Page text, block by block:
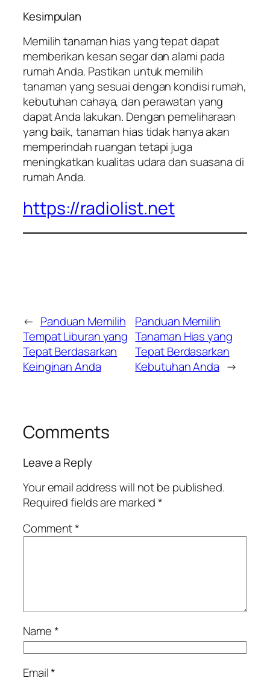
Kesimpulan
Memilih tanaman hias yang tepat dapat
memberikan kesan segar dan alami pada
rumah Anda. Pastikan untuk memilih
tanaman yang sesuai dengan kondisi rumah,
kebutuhan cahaya, dan perawatan yang
dapat Anda lakukan. Dengan pemeliharaan
yang baik, tanaman hias tidak hanya akan
memperindah ruangan tetapi juga
meningkatkan kualitas udara dan suasana di
rumah Anda.
https://radiolist.net
← Panduan Memilih
Tempat Liburan yang
Tepat Berdasarkan
Keinginan Anda
Panduan Memilih
Tanaman Hias yang
Tepat Berdasarkan
Kebutuhan Anda →
Comments
Leave a Reply
Your email address will not be published.
Required fields are marked*
Comment*
Name*
Email*